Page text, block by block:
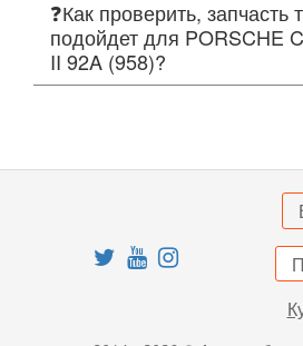
❓Как проверить, запчасть
подойдет для PORSCHE
II 92A (958)?